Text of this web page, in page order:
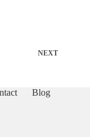
NEXT
Blog